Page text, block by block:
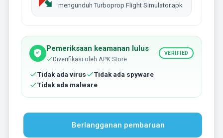
mengunduh Turboprop Flight Simulator.apk
Pemeriksaan keamanan lulus
Diverifikasi oleh APK Store
VERIFIED
Tidak ada virus
Tidak ada spyware
Tidak ada malware
Berlangganan pembaruan